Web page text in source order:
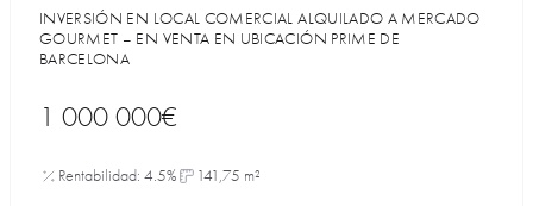
INVERSIÓN EN LOCAL COMERCIAL ALQUILADO A MERCADO
GOURMET – EN VENTA EN UBICACIÓN PRIME DE
BARCELONA
1 000 000€
Rentabilidad: 4.5% 141,75 m²